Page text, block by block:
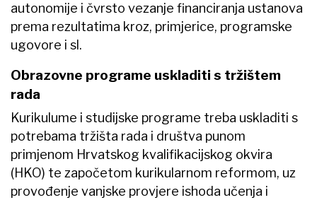
autonomije i čvrsto vezanje financiranja ustanova
prema rezultatima kroz, primjerice, programske
ugovore i sl.
Obrazovne programe uskladiti s tržištem
rada
Kurikulume i studijske programe treba uskladiti s
potrebama tržišta rada i društva punom
primjenom Hrvatskog kvalifikacijskog okvira
(HKO) te započetom kurikularnom reformom, uz
provođenje vanjske provjere ishoda učenja i